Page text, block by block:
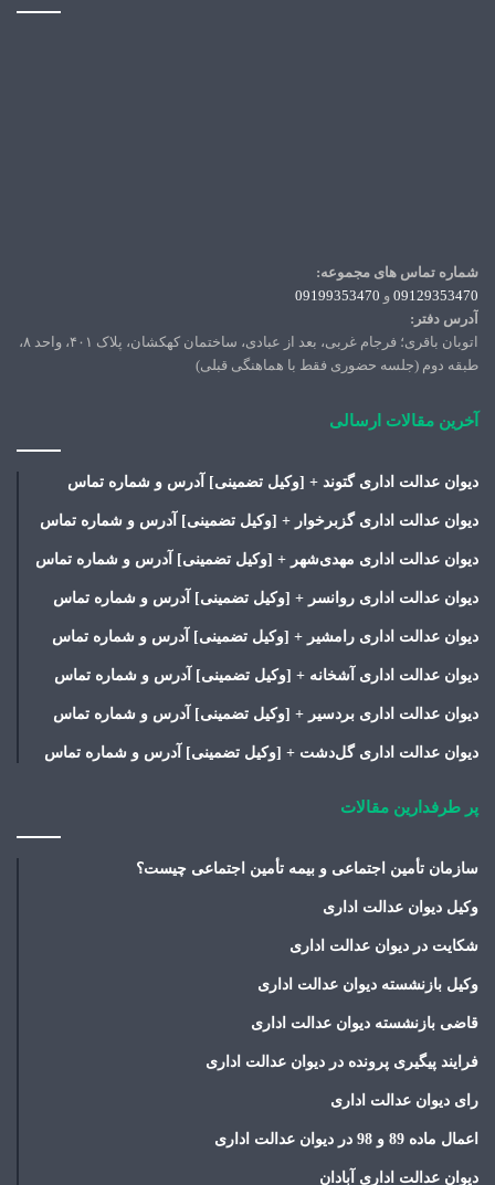
شماره تماس های مجموعه:
09129353470 و 09199353470
آدرس دفتر:
اتوبان باقری؛ فرجام غربی، بعد از عبادی، ساختمان کهکشان، پلاک ۴۰۱، واحد ۸،
طبقه دوم (جلسه حضوری فقط با هماهنگی قبلی)
آخرین مقالات ارسالی
دیوان عدالت اداری گتوند + [وکیل تضمینی] آدرس و شماره تماس
دیوان عدالت اداری گزبرخوار + [وکیل تضمینی] آدرس و شماره تماس
دیوان عدالت اداری مهدی‌شهر + [وکیل تضمینی] آدرس و شماره تماس
دیوان عدالت اداری روانسر + [وکیل تضمینی] آدرس و شماره تماس
دیوان عدالت اداری رامشیر + [وکیل تضمینی] آدرس و شماره تماس
دیوان عدالت اداری آشخانه + [وکیل تضمینی] آدرس و شماره تماس
دیوان عدالت اداری بردسیر + [وکیل تضمینی] آدرس و شماره تماس
دیوان عدالت اداری گل‌دشت + [وکیل تضمینی] آدرس و شماره تماس
پر طرفدارین مقالات
سازمان تأمین اجتماعی و بیمه تأمین اجتماعی چیست؟
وکیل دیوان عدالت اداری
شکایت در دیوان عدالت اداری
وکیل بازنشسته دیوان عدالت اداری
قاضی بازنشسته دیوان عدالت اداری
فرایند پیگیری پرونده در دیوان عدالت اداری
رای دیوان عدالت اداری
اعمال ماده 89 و 98 در دیوان عدالت اداری
دیوان عدالت اداری آبادان